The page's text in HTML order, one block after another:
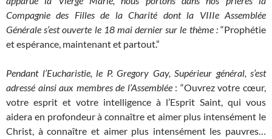
Compagnie des Filles de la Charité dont la VIIIe Assemblée
Générale s’est ouverte le 18 mai dernier sur le thème : “Prophétie
et espérance, maintenant et partout.”
Pendant l’Eucharistie, le P. Gregory Gay, Supérieur général, s’est
adressé ainsi aux membres de l’Assemblée: “Ouvrez votre cœur,
votre esprit et votre intelligence à l’Esprit Saint, qui vous
aidera en profondeur à connaître et aimer plus intensément le
Christ, à connaître et aimer plus intensément les pauvres…